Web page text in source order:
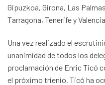
Gipuzkoa, Girona, Las
Tarragona, Tenerife y
Una vez realizado el
unanimidad de todos los
proclamación de Enric Ticó
el próximo trienio. Ticó ha